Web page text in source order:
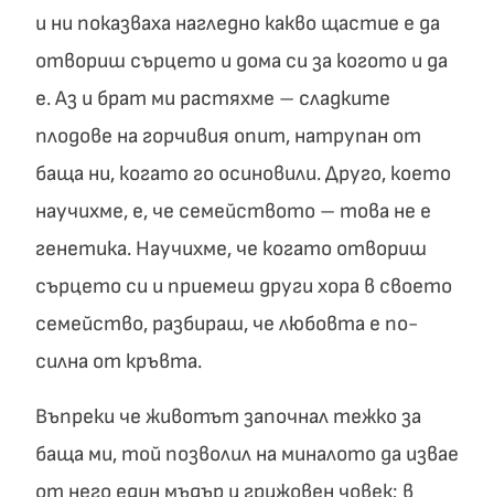
и ни показваха нагледно какво щастие е да
отвориш сърцето и дома си за когото и да
е. Аз и брат ми растяхме – сладките
плодове на горчивия опит, натрупан от
баща ни, когато го осиновили. Друго, което
научихме, е, че семейството – това не е
генетика. Научихме, че когато отвориш
сърцето си и приемеш други хора в своето
семейство, разбираш, че любовта е по-
силна от кръвта.
Въпреки че животът започнал тежко за
баща ми, той позволил на миналото да извае
от него един мъдър и грижовен човек; в